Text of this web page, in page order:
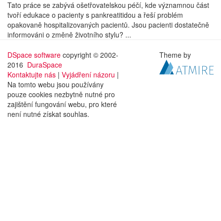
Tato práce se zabývá ošetřovatelskou péčí, kde významnou část
tvoří edukace o pacienty s pankreatitidou a řeší problém
opakovaně hospitalizovaných pacientů. Jsou pacienti dostatečně
informováni o změně životního stylu? ...
DSpace software copyright © 2002-
2016 DuraSpace
Kontaktujte nás | Vyjádření názoru |
Na tomto webu jsou používány
pouze cookies nezbytně nutné pro
zajištění fungování webu, pro které
není nutné získat souhlas.
Theme by